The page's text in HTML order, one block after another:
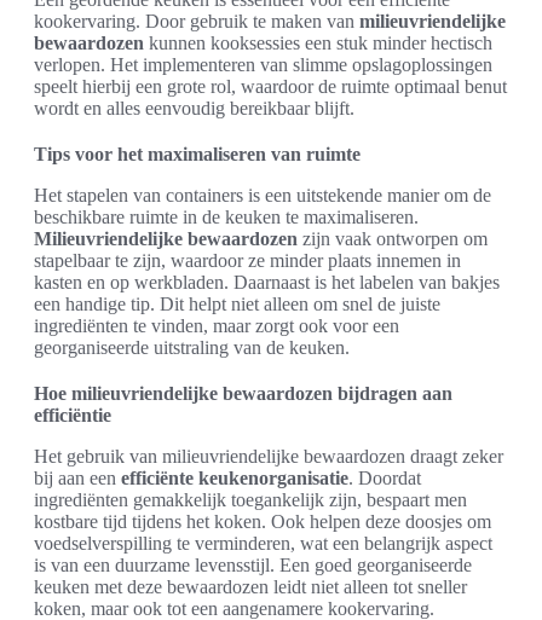
kookervaring. Door gebruik te maken van milieuvriendelijke
bewaardozen kunnen kooksessies een stuk minder hectisch
verlopen. Het implementeren van slimme opslagoplossingen
speelt hierbij een grote rol, waardoor de ruimte optimaal benut
wordt en alles eenvoudig bereikbaar blijft.
Tips voor het maximaliseren van ruimte
Het stapelen van containers is een uitstekende manier om de
beschikbare ruimte in de keuken te maximaliseren.
Milieuvriendelijke bewaardozen zijn vaak ontworpen om
stapelbaar te zijn, waardoor ze minder plaats innemen in
kasten en op werkbladen. Daarnaast is het labelen van bakjes
een handige tip. Dit helpt niet alleen om snel de juiste
ingrediënten te vinden, maar zorgt ook voor een
georganiseerde uitstraling van de keuken.
Hoe milieuvriendelijke bewaardozen bijdragen aan
efficiëntie
Het gebruik van milieuvriendelijke bewaardozen draagt zeker
bij aan een efficiënte keukenorganisatie. Doordat
ingrediënten gemakkelijk toegankelijk zijn, bespaart men
kostbare tijd tijdens het koken. Ook helpen deze doosjes om
voedselverspilling te verminderen, wat een belangrijk aspect
is van een duurzame levensstijl. Een goed georganiseerde
keuken met deze bewaardozen leidt niet alleen tot sneller
koken, maar ook tot een aangenamere kookervaring.